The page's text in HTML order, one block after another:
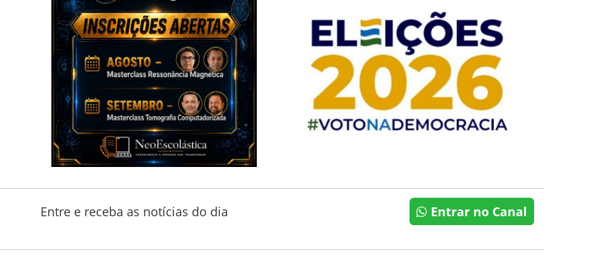
Entre e receba as notícias do dia Entrar no Canal